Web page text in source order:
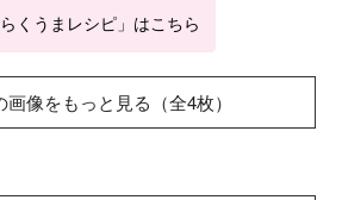
くうまレシピ」はこちら
画像をもっと見る（全4枚）